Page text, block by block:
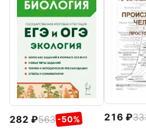
282 563 -50% 216